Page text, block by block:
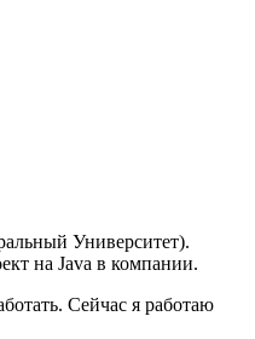
Университет).
на Java в компании.
Сейчас я работаю